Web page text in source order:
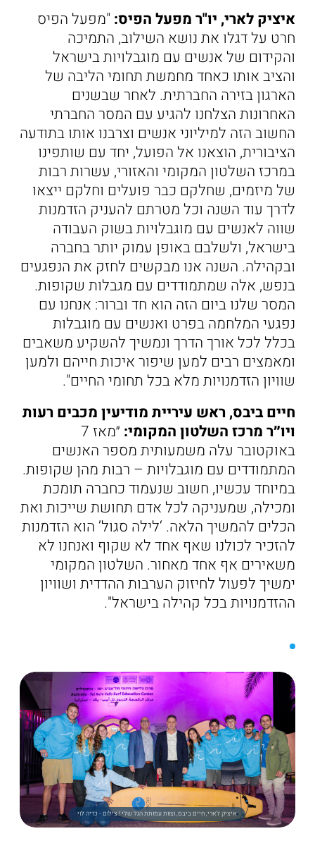
איציק לארי, יו"ר מפעל הפיס: "מפעל הפיס
חרט על דגלו את נושא השילוב, התמיכה
והקידום של אנשים עם מוגבלויות בישראל
והציב אותו כאחד מחמשת תחומי הליבה של
הארגון בזירה החברתית. לאחר שבשנים
האחרונות הצלחנו להגיע עם המסר החברתי
החשוב הזה למיליוני אנשים וצרבנו אותו בתודעה
הציבורית, הוצאנו אל הפועל, יחד עם שותפינו
במרכז השלטון המקומי והאזורי, עשרות רבות
של מיזמים, שחלקם כבר פועלים וחלקם ייצאו
לדרך עוד השנה וכל מטרתם להעניק הזדמנות
שווה לאנשים עם מוגבלויות בשוק העבודה
בישראל, ולשלבם באופן עמוק יותר בחברה
ובקהילה. השנה אנו מבקשים לחזק את הנפגעים
בנפש, אלה שמתמודדים עם מגבלות שקופות.
המסר שלנו ביום הזה הוא חד וברור: אנחנו עם
נפגעי המלחמה בפרט ואנשים עם מוגבלות
בכלל לכל אורך הדרך ונמשיך להשקיע משאבים
ומאמצים רבים למען שיפור איכות חייהם ולמען
שוויון הזדמנויות מלא בכל תחומי החיים".
חיים ביבס, ראש עיריית מודיעין מכבים רעות
ויו״ר מרכז השלטון המקומי:
״מאז 7
באוקטובר עלה משמעותית מספר האנשים
המתמודדים עם מוגבלויות – רבות מהן שקופות.
במיוחד עכשיו, חשוב שנעמוד כחברה תומכת
ומכילה, שמעניקה לכל אדם תחושת שייכות ואת
הכלים להמשיך הלאה. ‘לילה סגול’ הוא הזדמנות
להזכיר לכולנו שאף אחד לא שקוף ואנחנו לא
משאירים אף אחד מאחור. השלטון המקומי
ימשיך לפעול לחיזוק הערבות ההדדית ושוויון
ההזדמנויות בכל קהילה בישראל".
איציק לארי, חיים ביבס, וצוות עמותת הגל שלי ! צילום - כדיה לוי